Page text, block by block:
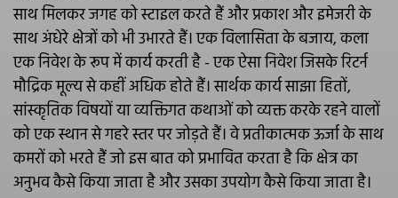
साथ मिलकर जगह को स्टाइल करते हैं और प्रकाश और इमेजरी के
साथ अंधेरे क्षेत्रों को भी उभारते हैं। एक विलासिता के बजाय, कला
एक निवेश के रूप में कार्य करती है - एक ऐसा निवेश जिसके रिटर्न
मौद्रिक मूल्य से कहीं अधिक होते हैं। सार्थक कार्य साझा हितों,
सांस्कृतिक विषयों या व्यक्तिगत कथाओं को व्यक्त करके रहने वालों
को एक स्थान से गहरे स्तर पर जोड़ते हैं। वे प्रतीकात्मक ऊर्जा के साथ
कमरों को भरते हैं जो इस बात को प्रभावित करता है कि क्षेत्र का
अनुभव कैसे किया जाता है और उसका उपयोग कैसे किया जाता है।